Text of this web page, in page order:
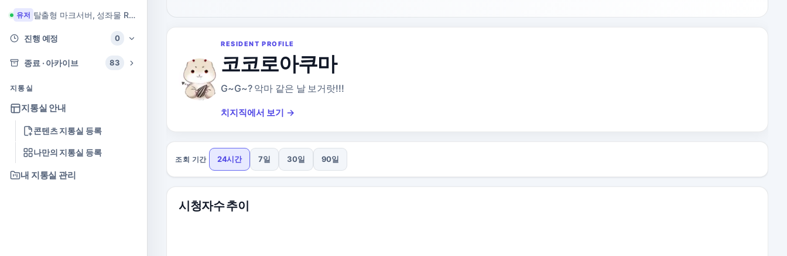
유저 탈출형 마크서버, 성좌물 RPG 마크서버
진행 예정 0
종료 · 아카이브 83
지통실
지통실 안내
콘텐츠 지통실 등록
나만의 지통실 등록
내 지통실 관리
RESIDENT PROFILE
코코로아쿠마
G~G~? 악마 같은 날 보거랏!!!
치지직에서 보기 →
조회 기간 24시간 7일 30일 90일
시청자수 추이